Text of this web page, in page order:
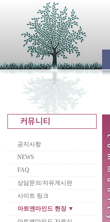
공지사항
NEWS
FAQ
상담문의/자유게시판
사이트 링크
아트앤마인드 현장 ▼